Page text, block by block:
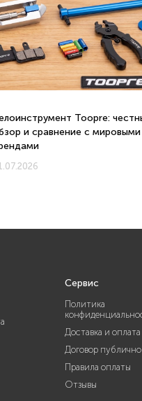
Toopre:
и сравнение с мировыми
Сервис
Политика
Доставка и оплата
Договор
Правила оплаты
Отзывы